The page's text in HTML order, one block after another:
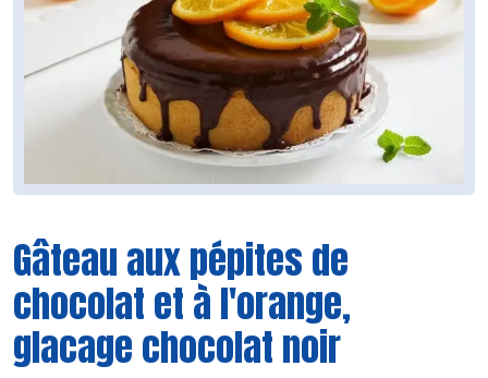
Gâteau aux pépites de
chocolat et à l'orange,
glacage chocolat noir